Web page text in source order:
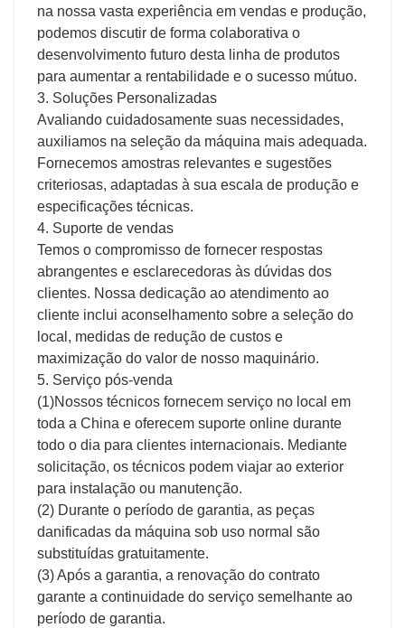
na nossa vasta experiência em vendas e produção,
podemos discutir de forma colaborativa o
desenvolvimento futuro desta linha de produtos
para aumentar a rentabilidade e o sucesso mútuo.
3. Soluções Personalizadas
Avaliando cuidadosamente suas necessidades,
auxiliamos na seleção da máquina mais adequada.
Fornecemos amostras relevantes e sugestões
criteriosas, adaptadas à sua escala de produção e
especificações técnicas.
4. Suporte de vendas
Temos o compromisso de fornecer respostas
abrangentes e esclarecedoras às dúvidas dos
clientes. Nossa dedicação ao atendimento ao
cliente inclui aconselhamento sobre a seleção do
local, medidas de redução de custos e
maximização do valor de nosso maquinário.
5. Serviço pós-venda
(1)Nossos técnicos fornecem serviço no local em
toda a China e oferecem suporte online durante
todo o dia para clientes internacionais. Mediante
solicitação, os técnicos podem viajar ao exterior
para instalação ou manutenção.
(2) Durante o período de garantia, as peças
danificadas da máquina sob uso normal são
substituídas gratuitamente.
(3) Após a garantia, a renovação do contrato
garante a continuidade do serviço semelhante ao
período de garantia.